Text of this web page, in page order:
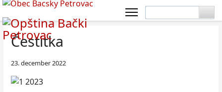
Čestitka
23. december 2022